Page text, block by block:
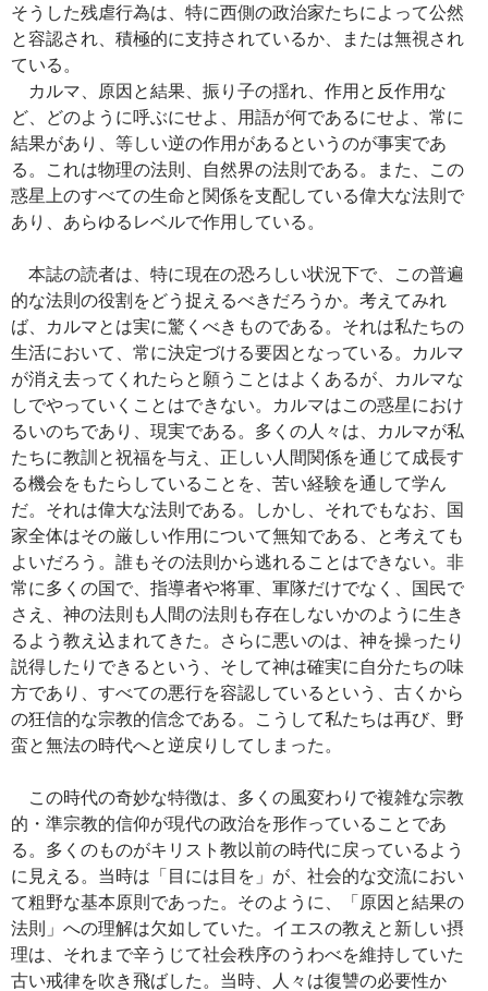
そうした残虐行為は、特に西側の政治家たちによって公然
と容認され、積極的に支持されているか、または無視され
ている。
カルマ、原因と結果、振り子の揺れ、作用と反作用な
ど、どのように呼ぶにせよ、用語が何であるにせよ、常に
結果があり、等しい逆の作用があるというのが事実であ
る。これは物理の法則、自然界の法則である。また、この
惑星上のすべての生命と関係を支配している偉大な法則で
あり、あらゆるレベルで作用している。
本誌の読者は、特に現在の恐ろしい状況下で、この普遍
的な法則の役割をどう捉えるべきだろうか。考えてみれ
ば、カルマとは実に驚くべきものである。それは私たちの
生活において、常に決定づける要因となっている。カルマ
が消え去ってくれたらと願うことはよくあるが、カルマな
しでやっていくことはできない。カルマはこの惑星におけ
るいのちであり、現実である。多くの人々は、カルマが私
たちに教訓と祝福を与え、正しい人間関係を通じて成長す
る機会をもたらしていることを、苦い経験を通して学ん
だ。それは偉大な法則である。しかし、それでもなお、国
家全体はその厳しい作用について無知である、と考えても
よいだろう。誰もその法則から逃れることはできない。非
常に多くの国で、指導者や将軍、軍隊だけでなく、国民で
さえ、神の法則も人間の法則も存在しないかのように生き
るよう教え込まれてきた。さらに悪いのは、神を操ったり
説得したりできるという、そして神は確実に自分たちの味
方であり、すべての悪行を容認しているという、古くから
の狂信的な宗教的信念である。こうして私たちは再び、野
蛮と無法の時代へと逆戻りしてしまった。
この時代の奇妙な特徴は、多くの風変わりで複雑な宗教
的・準宗教的信仰が現代の政治を形作っていることであ
る。多くのものがキリスト教以前の時代に戻っているよう
に見える。当時は「目には目を」が、社会的な交流におい
て粗野な基本原則であった。そのように、「原因と結果の
法則」への理解は欠如していた。イエスの教えと新しい摂
理は、それまで辛うじて社会秩序のうわべを維持していた
古い戒律を吹き飛ばした。当時、人々は復讐の必要性か